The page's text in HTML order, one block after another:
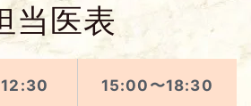
当医表
15:00〜18:30